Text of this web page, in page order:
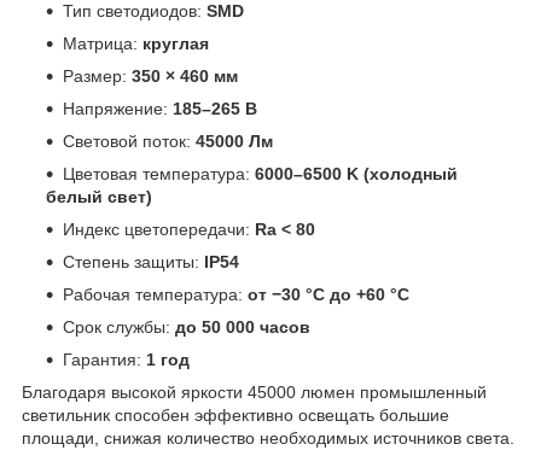
Тип светодиодов: SMD
Матрица: круглая
Размер: 350 × 460 мм
Напряжение: 185–265 В
Световой поток: 45000 Лм
Цветовая температура: 6000–6500 K (холодный
белый свет)
Индекс цветопередачи: Ra < 80
Степень защиты: IP54
Рабочая температура: от −30 °C до +60 °C
Срок службы: до 50 000 часов
Гарантия: 1 год
Благодаря высокой яркости 45000 люмен промышленный
светильник способен эффективно освещать большие
площади, снижая количество необходимых источников света.